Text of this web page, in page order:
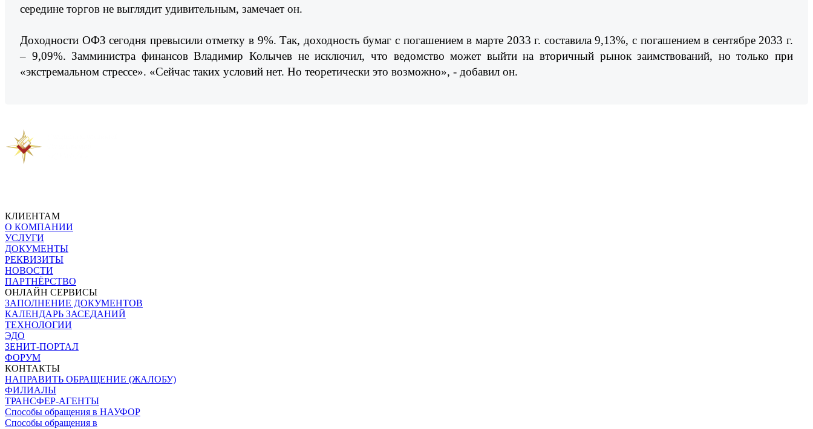
середине торгов не выглядит удивительным, замечает он.
Доходности ОФЗ сегодня превысили отметку в 9%. Так, доходность бумаг с погашением в марте 2033 г. составила 9,13%, с погашением в сентябре 2033 г.
– 9,09%. Замминистра финансов Владимир Колычев не исключил, что ведомство может выйти на вторичный рынок заимствований, но только при
«экстремальном стрессе». «Сейчас таких условий нет. Но теоретически это возможно», - добавил он.
КЛИЕНТАМ
О КОМПАНИИ
УСЛУГИ
ДОКУМЕНТЫ
РЕКВИЗИТЫ
НОВОСТИ
ПАРТНЁРСТВО
ОНЛАЙН СЕРВИСЫ
ЗАПОЛНЕНИЕ ДОКУМЕНТОВ
КАЛЕНДАРЬ ЗАСЕДАНИЙ
ТЕХНОЛОГИИ
ЭДО
ЗЕНИТ-ПОРТАЛ
ФОРУМ
КОНТАКТЫ
НАПРАВИТЬ ОБРАЩЕНИЕ (ЖАЛОБУ)
ФИЛИАЛЫ
ТРАНСФЕР-АГЕНТЫ
Способы обращения в НАУФОР
Способы обращения в